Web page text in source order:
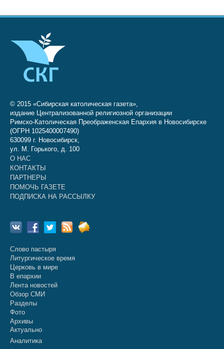
© 2015 «Сибирская католическая газета»,
издание Централизованной религиозной организации
Римско-Католическая Преображенская Епархия в Новосибирске
(ОГРН 1025400007490)
630099 г. Новосибирск,
ул. М. Горького, д. 100
О НАС
КОНТАКТЫ
ПАРТНЕРЫ
ПОМОЧЬ ГАЗЕТЕ
ПОДПИСКА НА РАССЫЛКУ
Слово пастыря
Литургическое время
Церковь в мире
В епархии
Лента новостей
Обзор СМИ
Разделы
Фото
Архивы
Актуально
Аналитика